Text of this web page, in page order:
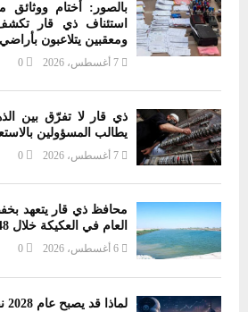
بالصور: أختام
استئناف ذي قار
ومعقبين يتلاعبون
7 أغسطس، 2026 0
ذي قار لا تفرّق بين
يطالب المسؤولين
7 أغسطس، 2026 0
محافظ ذي قار يتعهد
العام في العكيكة خلال 48 ساعة
6 أغسطس، 2026 0
لماذا قد يصبح عام 2028 نقطة تحول عالمية؟